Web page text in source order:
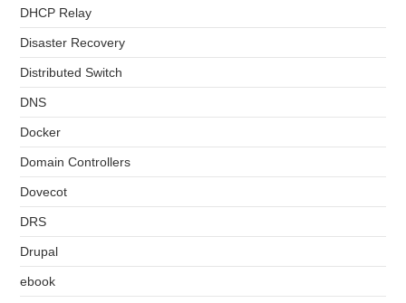
DHCP Relay
Disaster Recovery
Distributed Switch
DNS
Docker
Domain Controllers
Dovecot
DRS
Drupal
ebook